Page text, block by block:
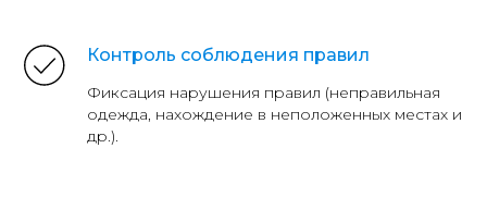
Контроль соблюдения правил
Фиксация нарушения правил (неправильная
одежда, нахождение в неположенных местах и
др.).